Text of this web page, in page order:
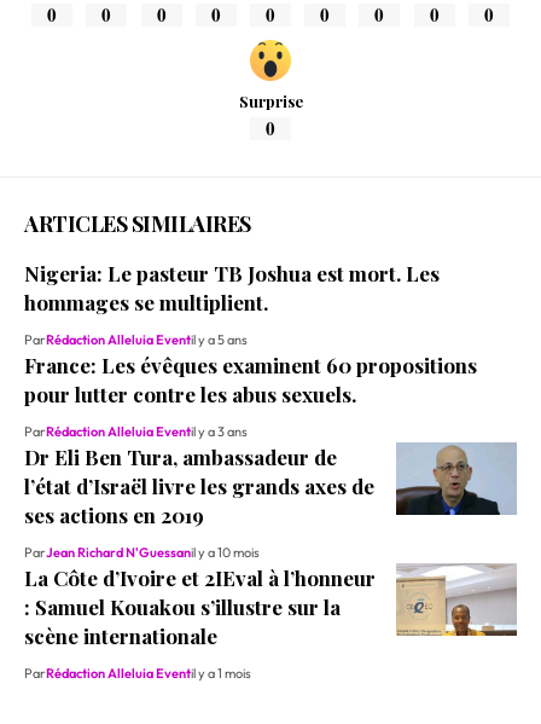
0 0 0 0 0 0 0 0 0
Surprise
0
ARTICLES SIMILAIRES
Nigeria: Le pasteur TB Joshua est mort. Les
hommages se multiplient.
ParRédaction Alleluia Eventil y a 5 ans
France: Les évêques examinent 60 propositions
pour lutter contre les abus sexuels.
ParRédaction Alleluia Eventil y a 3 ans
Dr Eli Ben Tura, ambassadeur de
l’état d’Israël livre les grands axes de
ses actions en 2019
ParJean Richard N'Guessanil y a 10 mois
La Côte d’Ivoire et 2IEval à l’honneur
: Samuel Kouakou s’illustre sur la
scène internationale
ParRédaction Alleluia Eventil y a 1 mois